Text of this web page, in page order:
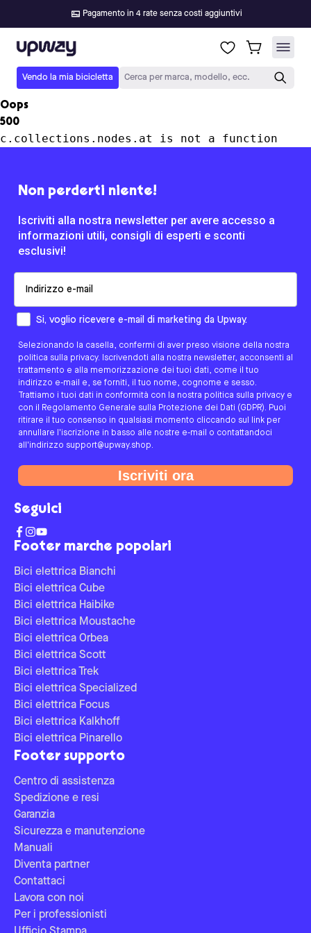
Pagamento in 4 rate senza costi aggiuntivi
Upway
Vendo la mia bicicletta Cerca per marca, modello, ecc.
Oops
500
c.collections.nodes.at is not a function
Footer marche popolari
Bici elettrica Bianchi
Bici elettrica Cube
Bici elettrica Haibike
Bici elettrica Moustache
Bici elettrica Orbea
Bici elettrica Scott
Bici elettrica Trek
Bici elettrica Specialized
Bici elettrica Focus
Bici elettrica Kalkhoff
Bici elettrica Pinarello
Footer supporto
Centro di assistenza
Spedizione e resi
Garanzia
Sicurezza e manutenzione
Manuali
Diventa partner
Contattaci
Lavora con noi
Per i professionisti
Non perderti niente!
Iscriviti alla nostra newsletter per avere accesso a
informazioni utili, consigli di esperti e sconti
esclusivi!
Come preferisci essere contattato/a?
Si, voglio ricevere e-mail di marketing da Upway.
Selezionando la casella, confermi di aver preso visione della nostra
politica sulla privacy. Iscrivendoti alla nostra newsletter, acconsenti al
trattamento e alla memorizzazione dei tuoi dati, come il tuo
indirizzo e-mail e, se forniti, il tuo nome, cognome e sesso.
Trattiamo i tuoi dati in conformità con la nostra politica sulla privacy e
con il Regolamento Generale sulla Protezione dei Dati (GDPR). Puoi
ritirare il tuo consenso in qualsiasi momento cliccando sul link per
annullare l'iscrizione in basso alle nostre e-mail o contattandoci
all'indirizzo support@upway.shop.
Iscriviti ora
Seguici